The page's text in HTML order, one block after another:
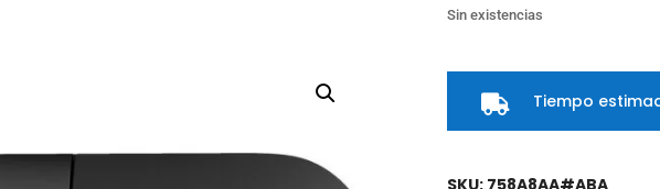
Sin existencias
 Tiempo
SKU: 758A8AA#ABA